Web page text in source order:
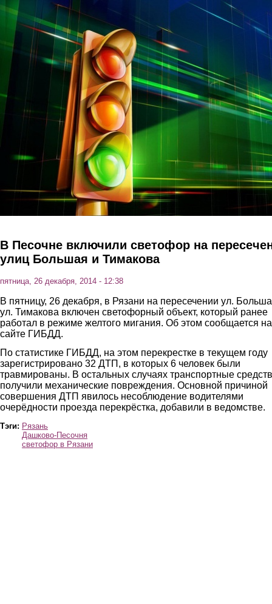
Перейти к основному содержанию
В Песочне включили светофор на
улиц Большая и Тимакова
пятница, 26 декабря, 2014 - 12:38
В пятницу, 26 декабря, в Рязани на пересечении ул.
ул. Тимакова включен светофорный объект, который ранее
работал в режиме желтого мигания. Об этом сообщается на
сайте ГИБДД.
По статистике ГИБДД, на этом перекрестке в текущем году
зарегистрировано 32 ДТП, в которых 6 человек были
травмированы. В остальных случаях транспортные
получили механические повреждения. Основной причиной
совершения ДТП явилось несоблюдение водителями
очерёдности проезда перекрёстка, добавили в ведомстве.
Тэги: Рязань
Дашково-Песочня
светофор в Рязани